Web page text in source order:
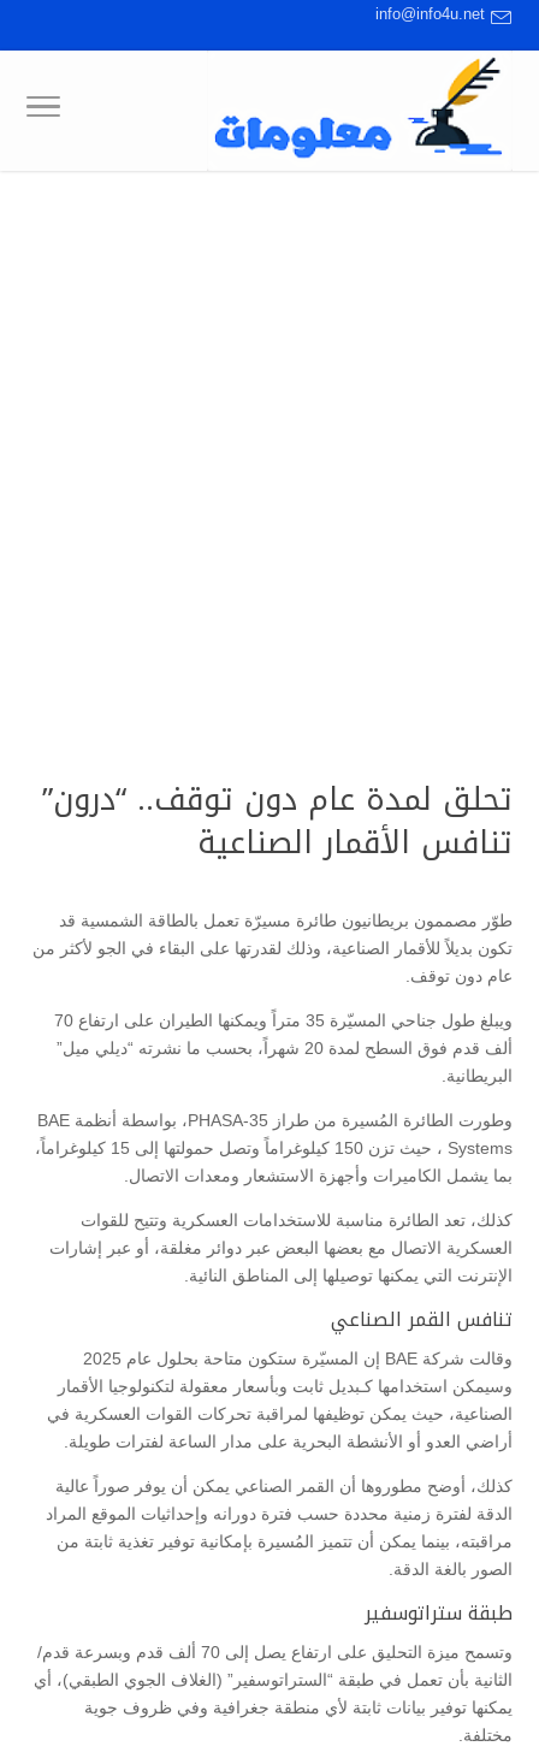
info@info4u.net
تحلق لمدة عام دون توقف.. “درون”
تنافس الأقمار الصناعية
طوّر مصممون بريطانيون طائرة مسيرّة تعمل بالطاقة الشمسية قد
تكون بديلاً للأقمار الصناعية، وذلك لقدرتها على البقاء في الجو لأكثر من
عام دون توقف.
ويبلغ طول جناحي المسيّرة 35 متراً ويمكنها الطيران على ارتفاع 70
ألف قدم فوق السطح لمدة 20 شهراً، بحسب ما نشرته “ديلي ميل”
البريطانية.
وطورت الطائرة المُسيرة من طراز PHASA-35، بواسطة أنظمة BAE
Systems ، حيث تزن 150 كيلوغراماً وتصل حمولتها إلى 15 كيلوغراماً،
بما يشمل الكاميرات وأجهزة الاستشعار ومعدات الاتصال.
كذلك، تعد الطائرة مناسبة للاستخدامات العسكرية وتتيح للقوات
العسكرية الاتصال مع بعضها البعض عبر دوائر مغلقة، أو عبر إشارات
الإنترنت التي يمكنها توصيلها إلى المناطق النائية.
تنافس القمر الصناعي
وقالت شركة BAE إن المسيّرة ستكون متاحة بحلول عام 2025
وسيمكن استخدامها كـبديل ثابت وبأسعار معقولة لتكنولوجيا الأقمار
الصناعية، حيث يمكن توظيفها لمراقبة تحركات القوات العسكرية في
أراضي العدو أو الأنشطة البحرية على مدار الساعة لفترات طويلة.
كذلك، أوضح مطوروها أن القمر الصناعي يمكن أن يوفر صوراً عالية
الدقة لفترة زمنية محددة حسب فترة دورانه وإحداثيات الموقع المراد
مراقبته، بينما يمكن أن تتميز المُسيرة بإمكانية توفير تغذية ثابتة من
الصور بالغة الدقة.
طبقة ستراتوسفير
وتسمح ميزة التحليق على ارتفاع يصل إلى 70 ألف قدم وبسرعة قدم/
الثانية بأن تعمل في طبقة “الستراتوسفير” (الغلاف الجوي الطبقي)، أي
يمكنها توفير بيانات ثابتة لأي منطقة جغرافية وفي ظروف جوية
مختلفة.